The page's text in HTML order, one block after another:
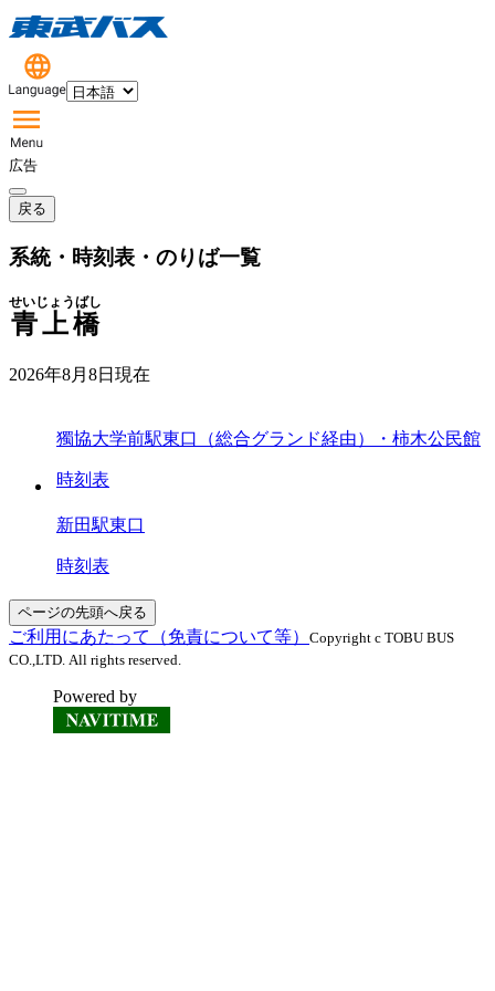
広告
戻る
系統・時刻表・のりば一覧
青上橋
せいじょうばし
2026年8月8日 現在
獨協大学前駅東口（総合グランド経由）・柿木公民館
時刻表
新田駅東口
時刻表
ページの先頭へ戻る
ご利用にあたって（免責について等） Copyright c TOBU BUS
CO.,LTD. All rights reserved.
Powered by